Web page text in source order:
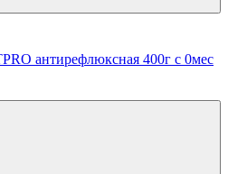
антирефлюксная 400г с 0мес